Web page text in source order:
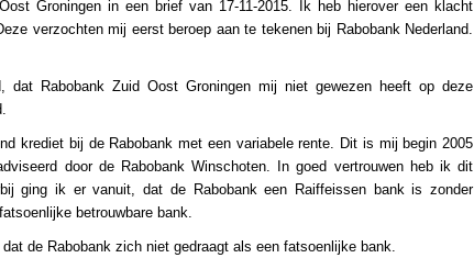
Groningen in een brief van 17-11-2015. Ik heb hierover een klacht
verzochten mij eerst beroep aan te tekenen bij Rabobank Nederland.
dat Rabobank Zuid Oost Groningen mij niet gewezen heeft op deze
krediet bij de Rabobank met een variabele rente. Dit is mij begin 2005
door de Rabobank Winschoten. In goed vertrouwen heb ik dit
ging ik er vanuit, dat de Rabobank een Raiffeissen bank is zonder
betrouwbare bank.
de Rabobank zich niet gedraagt als een fatsoenlijke bank.